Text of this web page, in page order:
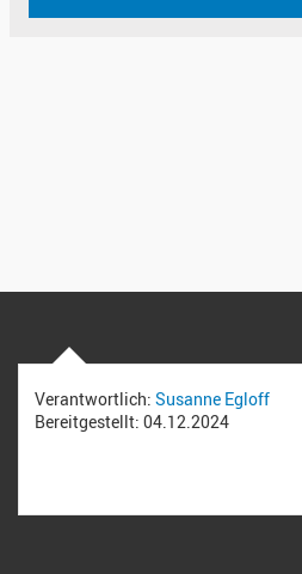
Verantwortlich: Susanne Egloff
Bereitgestellt: 04.12.2024